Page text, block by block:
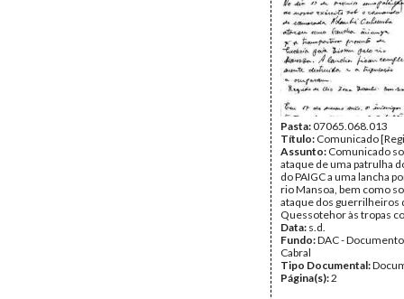
Pasta:07065.068.013
Título: Comunicado
Assunto: Comunicado
ataque de uma patrulha
do PAIGC a uma lancha
rio Mansoa, bem como
ataque dos guerrilheiros
Quessotehor às tropas
Data: s.d.
Fundo:DAC -
Cabral
Tipo Documental:
Página(s):2